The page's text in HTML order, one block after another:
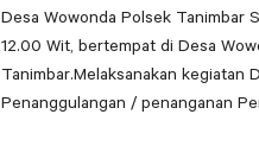
Desa Wowonda Polsek Tanimbar
12.00 Wit, bertempat di Desa
Tanimbar.Melaksanakan
Penanggulangan / penanganan